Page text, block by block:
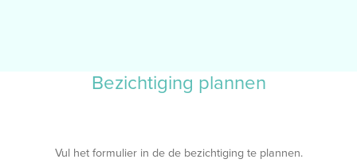
Bezichtiging plannen
Vul het formulier in de de bezichtiging te plannen.